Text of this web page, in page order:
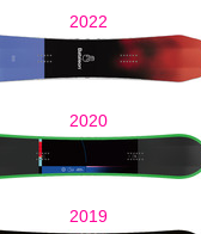
2022
2020
2019